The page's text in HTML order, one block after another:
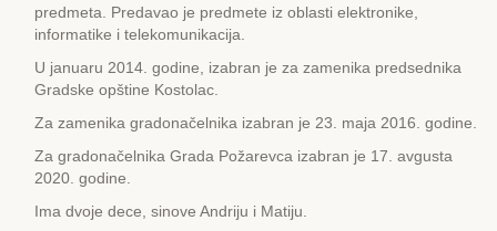
predmeta. Predavao je predmete iz oblasti elektronike,
informatike i telekomunikacija.
U januaru 2014. godine, izabran je za zamenika predsednika
Gradske opštine Kostolac.
Za zamenika gradonačelnika izabran je 23. maja 2016. godine.
Za gradonačelnika Grada Požarevca izabran je 17. avgusta
2020. godine.
Ima dvoje dece, sinove Andriju i Matiju.